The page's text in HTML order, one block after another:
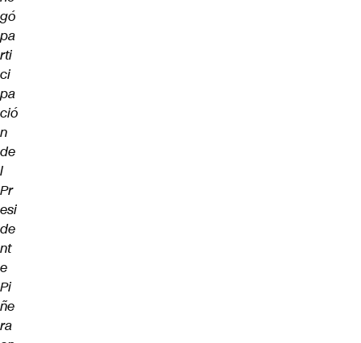
gó
pa
rti
ci
pa
ció
n
de
l
Pr
esi
de
nt
e
Pi
ñe
ra